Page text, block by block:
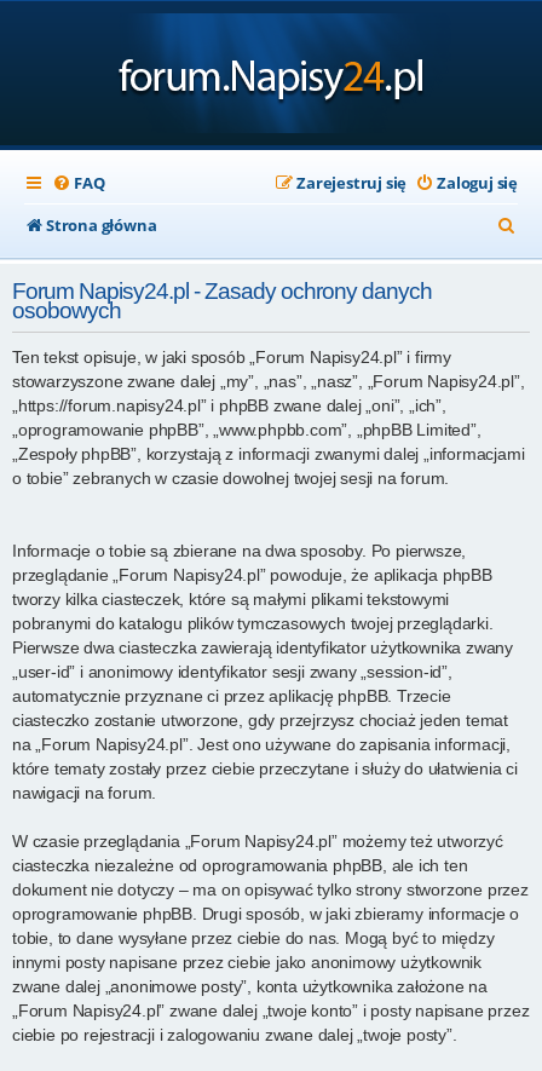
FAQ Zaloguj się
Zarejestruj się
Strona główna
z
k
Forum Napisy24.pl - Zasady ochrony danych
osobowych
Ten tekst opisuje, w jaki sposób „Forum Napisy24.pl” i firmy
stowarzyszone zwane dalej „my”, „nas”, „nasz”, „Forum Napisy24.pl”,
„https://forum.napisy24.pl” i phpBB zwane dalej „oni”, „ich”,
„oprogramowanie phpBB”, „www.phpbb.com”, „phpBB Limited”,
„Zespoły phpBB”, korzystają z informacji zwanymi dalej „informacjami
o tobie” zebranych w czasie dowolnej twojej sesji na forum.
Informacje o tobie są zbierane na dwa sposoby. Po pierwsze,
przeglądanie „Forum Napisy24.pl” powoduje, że aplikacja phpBB
tworzy kilka ciasteczek, które są małymi plikami tekstowymi
pobranymi do katalogu plików tymczasowych twojej przeglądarki.
Pierwsze dwa ciasteczka zawierają identyfikator użytkownika zwany
„user-id” i anonimowy identyfikator sesji zwany „session-id”,
automatycznie przyznane ci przez aplikację phpBB. Trzecie
ciasteczko zostanie utworzone, gdy przejrzysz chociaż jeden temat
na „Forum Napisy24.pl”. Jest ono używane do zapisania informacji,
które tematy zostały przez ciebie przeczytane i służy do ułatwienia ci
nawigacji na forum.
W czasie przeglądania „Forum Napisy24.pl” możemy też utworzyć
ciasteczka niezależne od oprogramowania phpBB, ale ich ten
dokument nie dotyczy – ma on opisywać tylko strony stworzone przez
oprogramowanie phpBB. Drugi sposób, w jaki zbieramy informacje o
tobie, to dane wysyłane przez ciebie do nas. Mogą być to między
innymi posty napisane przez ciebie jako anonimowy użytkownik
zwane dalej „anonimowe posty”, konta użytkownika założone na
„Forum Napisy24.pl” zwane dalej „twoje konto” i posty napisane przez
ciebie po rejestracji i zalogowaniu zwane dalej „twoje posty”.